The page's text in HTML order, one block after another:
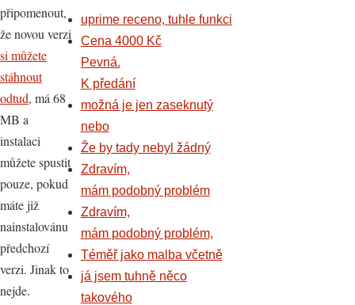
připomenout,
že novou verzi
si můžete
stáhnout
odtud, má 68
MB a
instalaci
můžete spustit
pouze, pokud
máte již
nainstalovánu
předchozí
verzi. Jinak to
nejde.
uprime receno, tuhle funkci
Cena 4000 Kč
Pevná.
K předání
možná je jen zaseknutý
nebo
Že by tady nebyl žádný
Zdravím,
mám podobný problém
Zdravím,
mám podobný problém,
Téměř jako malba včetně
já jsem tuhně něco
takového